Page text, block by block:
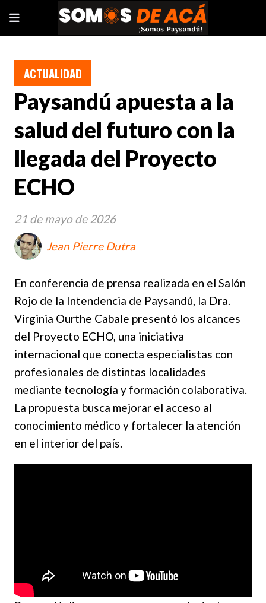
Paysandú apuesta a la
salud del futuro con la
llegada del Proyecto
ECHO
En conferencia de prensa realizada en el Salón
Rojo de la Intendencia de Paysandú, la Dra.
Virginia Ourthe Cabale presentó los alcances
del Proyecto ECHO, una iniciativa
internacional que conecta especialistas con
profesionales de distintas localidades
mediante tecnología y formación colaborativa.
La propuesta busca mejorar el acceso al
conocimiento médico y fortalecer la atención
en el interior del país.
ACTUALIDAD
21 de mayo de 2026
Jean Pierre Dutra